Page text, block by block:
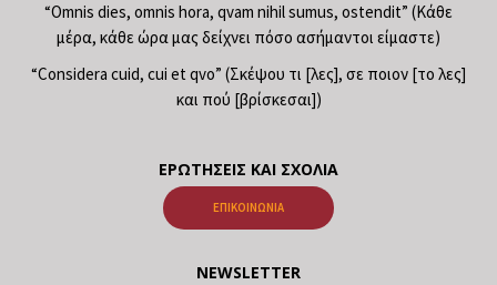
“Omnis dies, omnis hora, qvam nihil sumus, ostendit” (Κάθε
μέρα, κάθε ώρα μας δείχνει πόσο ασήμαντοι είμαστε)
“Considera cuid, cui et qvo” (Σκέψου τι [λες], σε ποιον [το λες]
και πού [βρίσκεσαι])
ΕΡΩΤΉΣΕΙΣ ΚΑΙ ΣΧΌΛΙΑ
ΕΠΙΚΟΙΝΩΝΊΑ
NEWSLETTER